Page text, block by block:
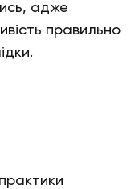
адже
правильно